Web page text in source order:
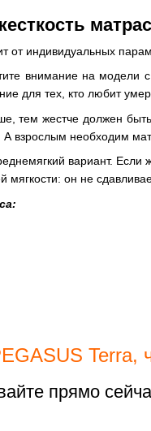
от индивидуальных
внимание на
для тех, кто любит
тем жестче должен
взрослым необходим
вариант. Если
он не
Terra,
прямо